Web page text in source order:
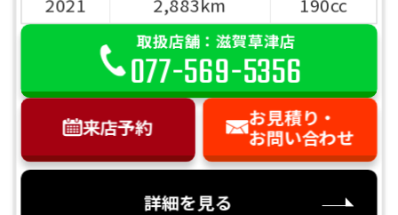
お客様のご希望に沿ったお見積もりを作
成することも可能です！
是非、「お問い合わせ・来店予約」ボタ
ンよりお気軽にご依頼ください。
取扱店舗：滋賀草津店
077-569-5356
来店予約
お見積り・
お問い合わせ
詳細を見る
前へ次へ